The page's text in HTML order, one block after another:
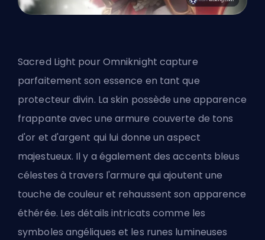
Sacred Light pour Omniknight capture
parfaitement son essence en tant que
protecteur divin. Laskin possède une apparence
frappante avec une armure couverte de tons
d'or et d'argent qui lui donne un aspect
majestueux. Il y a également des accents bleus
célestes à travers l'armure qui ajoutent une
touche de couleur et rehaussent son apparence
éthérée. Les détails intricats comme les
symboles angéliques et les runes lumineuses